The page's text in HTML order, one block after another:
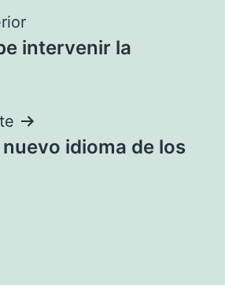
intervenir la
idioma de los